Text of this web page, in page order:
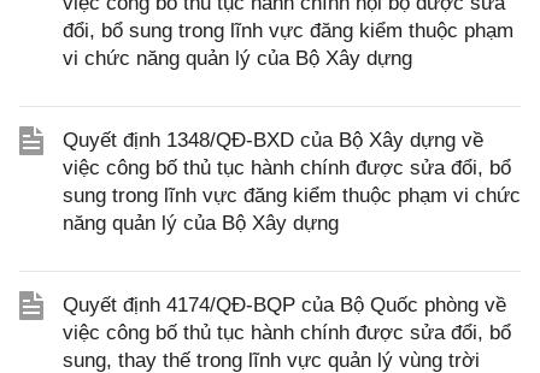
đổi, bổ sung trong lĩnh vực đăng kiểm thuộc phạm
vi chức năng quản lý của Bộ Xây dựng
Quyết định 1348/QĐ-BXD của Bộ Xây dựng về
việc công bố thủ tục hành chính được sửa đổi, bổ
sung trong lĩnh vực đăng kiểm thuộc phạm vi chức
năng quản lý của Bộ Xây dựng
Quyết định 4174/QĐ-BQP của Bộ Quốc phòng về
việc công bố thủ tục hành chính được sửa đổi, bổ
sung, thay thế trong lĩnh vực quản lý vùng trời